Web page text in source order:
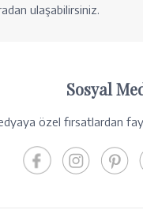
ulaşabilirsiniz.
Sosyal
özel fırsatlardan